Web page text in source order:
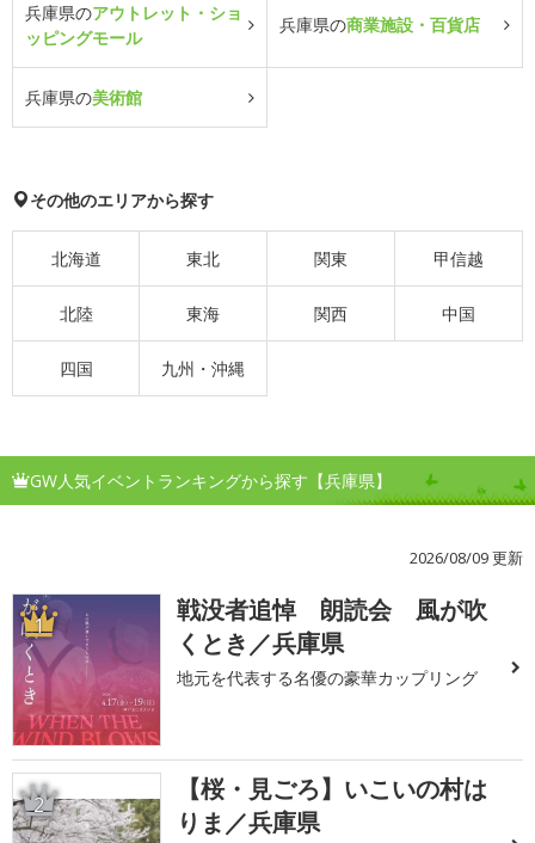
兵庫県のアウトレット・ショ
ッピングモール
兵庫県の商業施設・百貨店
兵庫県の美術館
その他のエリアから探す
北海道 東北 関東 甲信越
北陸 東海 関西 中国
四国 九州・沖縄
GW人気イベントランキングから探す【兵庫県】
2026/08/09 更新
1
戦没者追悼 朗読会 風が吹
くとき／兵庫県
地元を代表する名優の豪華カップリング
2
【桜・見ごろ】いこいの村は
りま／兵庫県